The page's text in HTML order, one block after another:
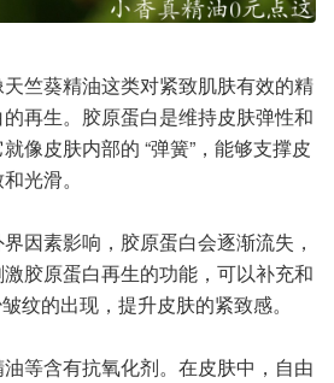
竺葵精油这类对紧致肌肤有效的精
再生。胶原蛋白是维持皮肤弹性和
像皮肤内部的 “弹簧”，能够支撑皮
光滑。
因素影响，胶原蛋白会逐渐流失，
胶原蛋白再生的功能，可以补充和
纹的出现，提升皮肤的紧致感。
等含有抗氧化剂。在皮肤中，自由